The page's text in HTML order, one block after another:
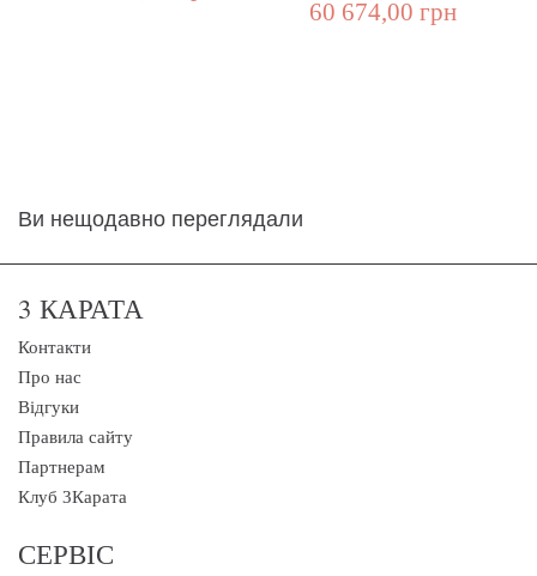
60 674,00 грн
Ви нещодавно переглядали
3 КАРАТА
Контакти
Про нас
Відгуки
Правила сайту
Партнерам
Клуб 3Карата
СЕРВІС